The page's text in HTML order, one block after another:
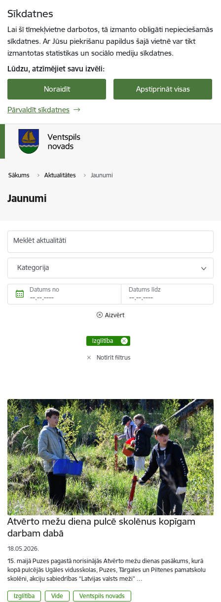
Sīkdatnes
Lai šī tīmekļvietne darbotos, tā izmanto obligāti nepieciešamās
sīkdatnes. Ar Jūsu piekrišanu papildus šajā vietnē var tikt
izmantotas statistikas un sociālo mediju sīkdatnes.
Lūdzu, atzīmējiet savu izvēli:
Noraidīt Apstiprināt visas
Pārvaldīt sīkdatnes
Sākums Aktualitātes Jaunumi
Jaunumi
Meklēt aktualitāti
Kategorija
Datums no Datums līdz
Aizvērt
Izglītība
Notīrīt filtrus
Atvērto mežu diena pulcē skolēnus kopīgam
darbam dabā
18.05.2026.
15. maijā Puzes pagastā norisinājās Atvērto mežu dienas pasākums, kurā
kopā pulcējās Ugāles vidusskolas, Puzes, Tārgales un Piltenes pamatskolu
skolēni, akciju sabiedrības “Latvijas valsts meži” …
Izglītība Vide Ventspils novads